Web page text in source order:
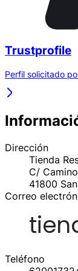
Trustprofile
Perfil solicitado
Dirección
Tienda
C/
41800
Correo
Teléfono